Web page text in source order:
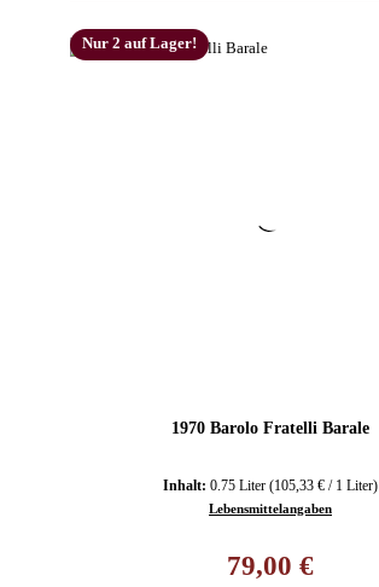
Nur 2 auf Lager!
1970 Barolo Fratelli Barale
Inhalt: 0.75 Liter (105,33 € / 1 Liter)
Lebensmittelangaben
79,00 €